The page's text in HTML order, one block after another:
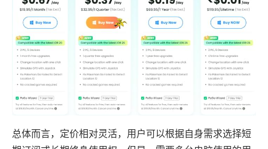
总体而言，定价相对灵活，用户可以根据自身需求选择短